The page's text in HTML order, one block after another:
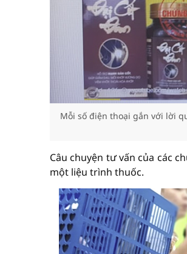
Mỗi số điện thoại gắn với lời
Câu chuyện tư vấn của các
một liệu trình thuốc.